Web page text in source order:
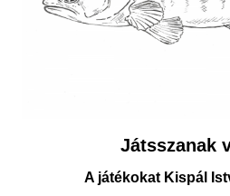
Játsszanak
A játékokat Kispál